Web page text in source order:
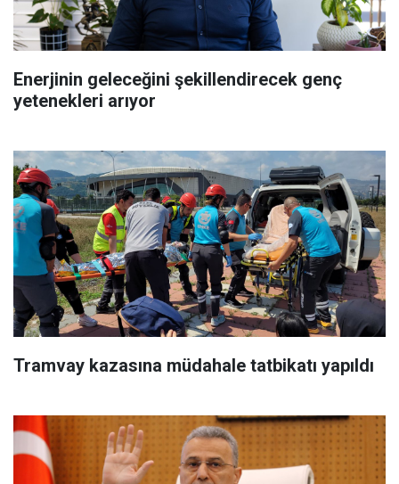
Enerjinin geleceğini şekillendirecek genç
yetenekleri arıyor
Tramvay kazasına müdahale tatbikatı yapıldı